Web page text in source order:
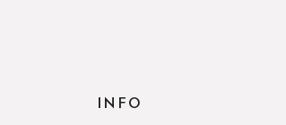
INFO